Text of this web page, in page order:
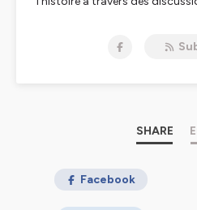
dominations et penser la
pour plus
SHARE
Facebook